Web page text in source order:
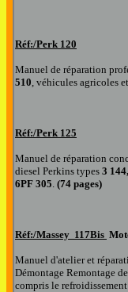
Réf:/Perk 120
Manuel de réparation
510, véhicules agricoles
Réf:/Perk 125
Manuel de réparation
diesel Perkins types 3
6PF 305. (74 pages)
Réf:/Massey 117Bis
Manuel d'atelier et
Démontage Remontage
compris le